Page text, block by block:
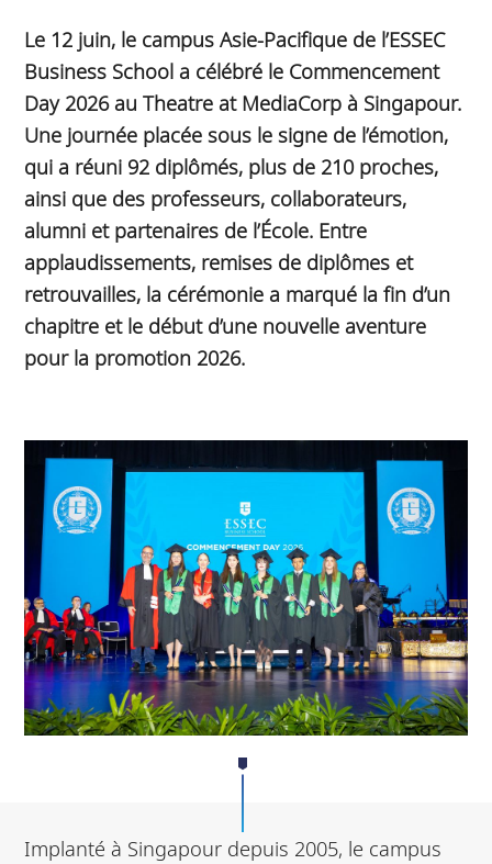
Le 12 juin, le campus Asie-Pacifique de l’ESSEC
Business School a célébré le Commencement
Day 2026 au Theatre at MediaCorp à Singapour.
Une journée placée sous le signe de l’émotion,
qui a réuni 92 diplômés, plus de 210 proches,
ainsi que des professeurs, collaborateurs,
alumni et partenaires de l’École. Entre
applaudissements, remises de diplômes et
retrouvailles, la cérémonie a marqué la fin d’un
chapitre et le début d’une nouvelle aventure
pour la promotion 2026.
Implanté à Singapour depuis 2005, le campus